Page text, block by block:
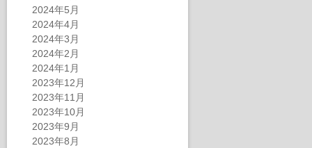
2024年5月
2024年4月
2024年3月
2024年2月
2024年1月
2023年12月
2023年11月
2023年10月
2023年9月
2023年8月